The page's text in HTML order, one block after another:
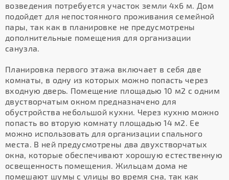
возведения потребуется участок земли 4х6 м. Дом
подойдет для непостоянного проживания семейной
пары, так как в планировке не предусмотрены
дополнительные помещения для организации
санузла.
Планировка первого этажа включает в себя две
комнаты, в одну из которых можно попасть через
входную дверь. Помещение площадью 10 м2 с одним
двустворчатым окном предназначено для
обустройства небольшой кухни. Через кухню можно
попасть во вторую комнату площадью 14 м2. Ее
можно использовать для организации спального
места. В ней предусмотрены два двухстворчатых
окна, которые обеспечивают хорошую естественную
освещенность помещения. Жильцам дома не
помешают шумы с улицы во время сна, так как